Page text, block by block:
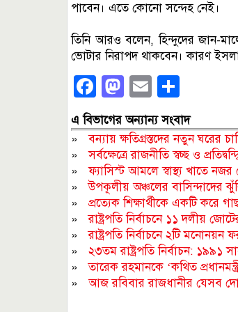
পাবেন। এতে কোনো সন্দেহ নেই।
তিনি আরও বলেন, হিন্দুদের জান-
ভোটার নিরাপদ থাকবেন। কারণ
Facebook
Mastodon
Email
এ বিভাগের অন্যান্য সংবাদ
»বন্যায় ক্ষতিগ্রস্তদের নতুন ঘরের
»সর্বক্ষেত্রে রাজনীতি স্বচ্ছ ও
»ফ্যাসিস্ট আমলে স্বাস্থ্য খাতে নজর
»উপকূলীয় অঞ্চলের বাসিন্দাদের
» প্রত্যেক শিক্ষার্থীকে একটি করে
»রাষ্ট্রপতি নির্বাচনে ১১ দলীয়
»রাষ্ট্রপতি নির্বাচনে ২টি
» ২৩তম রাষ্ট্রপতি নির্বাচন:
»তারেক রহমানকে ‘কথিত
»আজ রবিবার রাজধানীর যেসব